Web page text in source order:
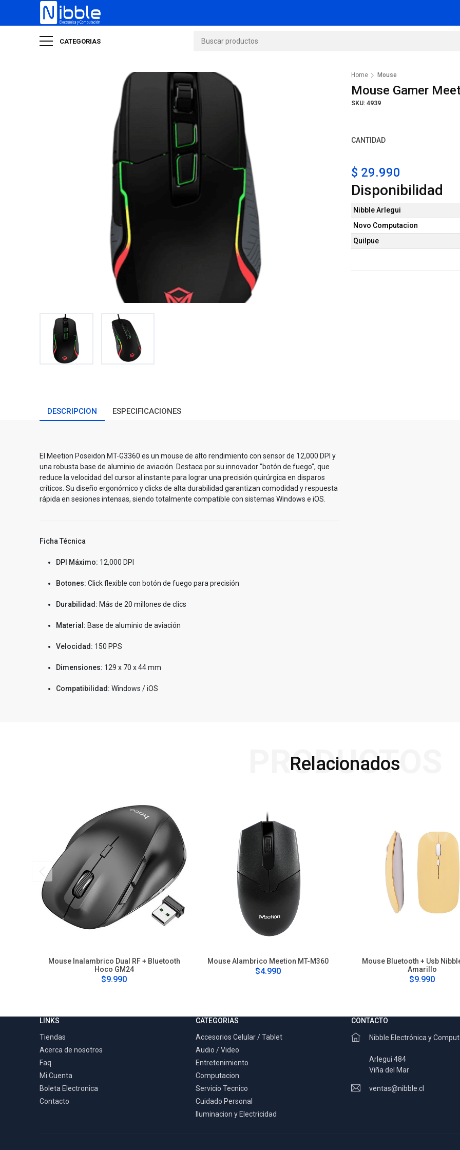
CATEGORIAS
Home Mouse
Mouse Gamer
SKU: 4939
CANTIDAD
$ 29.990
Disponibilidad
Nibble Arlegui
Novo Computacion
Quilpue
DESCRIPCION ESPECIFICACIONES
El Meetion Poseidon MT-G3360 es un mouse de alto rendimiento con sensor de 12,000 DPI y
una robusta base de aluminio de aviación. Destaca por su innovador "botón de fuego", que
reduce la velocidad del cursor al instante para lograr una precisión quirúrgica en disparos
críticos. Su diseño ergonómico y clicks de alta durabilidad garantizan comodidad y respuesta
rápida en sesiones intensas, siendo totalmente compatible con sistemas Windows e iOS.
Ficha Técnica
DPI Máximo: 12,000 DPI
Botones: Click flexible con botón de fuego para precisión
Durabilidad: Más de 20 millones de clics
Material: Base de aluminio de aviación
Velocidad: 150 PPS
Dimensiones: 129 x 70 x 44 mm
Compatibilidad: Windows / iOS
Relacionados
PRODUCTOS
Mouse Inalambrico Dual RF + Bluetooth
Hoco GM24
$9.990
Mouse Alambrico Meetion MT-M360
$4.990
Mouse Bluetooth + Usb
Amarillo
$9.990
LINKS
Tiendas
Acerca de nosotros
Faq
Mi Cuenta
Boleta Electronica
Contacto
CATEGORIAS
Accesorios Celular / Tablet
Audio / Video
Entretenimiento
Computacion
Servicio Tecnico
Cuidado Personal
Iluminacion y Electricidad
CONTACTO
Nibble Electrónica y
Arlegui 484
Viña del Mar
ventas@nibble.cl